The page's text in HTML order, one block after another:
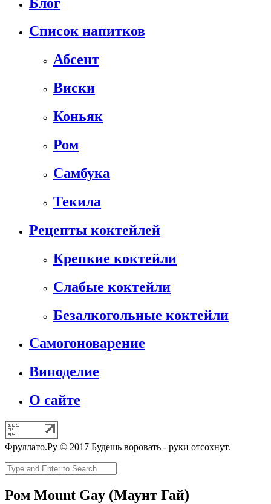
Список напитков
Абсент
Виски
Коньяк
Ром
Самбука
Текила
Рецепты коктейлей
Крепкие коктейли
Слабые коктейли
Безалкогольные коктейли
Самогоноварение
Виноделие
О сайте
Фруллато.Ру © 2017 Будешь воровать - руки отсохнут.
Ром Mount Gay (Маунт Гай)